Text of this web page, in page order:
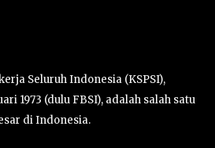
Seluruh Indonesia (KSPSI),
1973 (dulu FBSI), adalah salah satu
di Indonesia.